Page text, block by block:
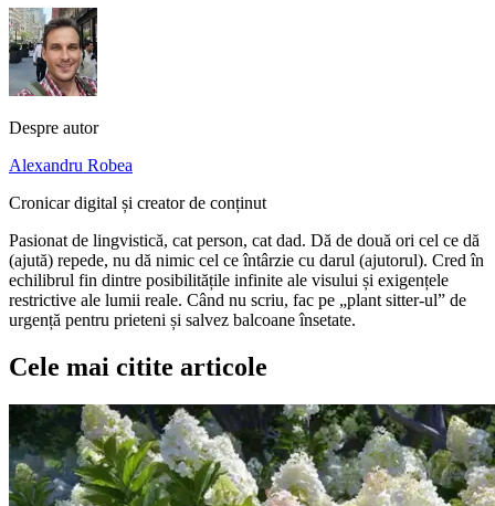
Despre autor
Alexandru Robea
Cronicar digital și creator de conținut
Pasionat de lingvistică, cat person, cat dad. Dă de două ori cel ce dă
(ajută) repede, nu dă nimic cel ce întârzie cu darul (ajutorul). Cred în
echilibrul fin dintre posibilitățile infinite ale visului și exigențele
restrictive ale lumii reale. Când nu scriu, fac pe „plant sitter-ul” de
urgență pentru prieteni și salvez balcoane însetate.
Cele mai citite articole